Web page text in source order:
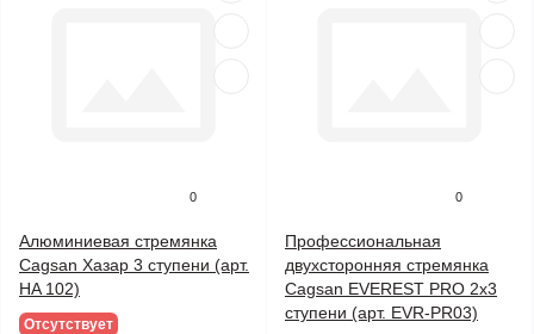
0
Алюминиевая стремянка
Cagsan Хазар 3 ступени (арт.
HA 102)
Отсутствует
0
Профессиональная
двухсторонняя стремянка
Cagsan EVEREST PRO 2х3
ступени (арт. EVR-PR03)